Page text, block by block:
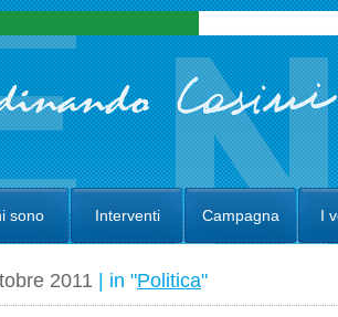
sono Interventi Campagna I
2011 | in "Politica"